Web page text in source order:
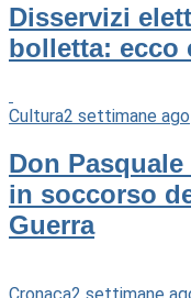
Disservizi
bolletta: ecco
Cultura2 settimane ago
Don
in soccorso
Guerra